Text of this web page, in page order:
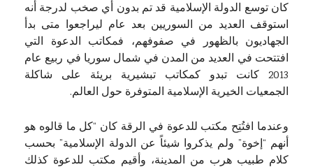
كان توسع الدولة الإسلامية قد تم بدون أي صخب لدرجة أنه
استوقف العديد من السوريين بعد عام ليراجعوا متى بدأ
الجهاديون بالظهور في صفوفهم، فمكاتب الدعوة التي
افتتحت في العديد من المدن في شمال سوريا في ربيع عام
2013 كانت تبدو كمكاتب تبشيرية بريئة على شاكلة
الجمعيات الخيرية الإسلامية المتوفرة حول العالم.
وعندما افتُتِح مكتب للدعوة في الرقة كان “كل ما قالوه هو
أنهم “إخوة” ولم يذكروا شيئاً عن الدولة الإسلامية” بحسب
كلام طبيب هرب من المدينة، وأقيم مكتب للدعوة كذلك